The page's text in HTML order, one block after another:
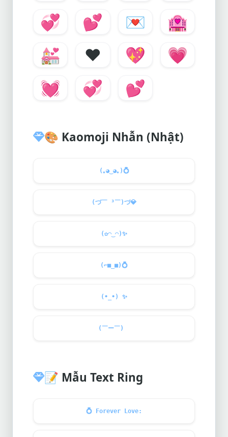
💞
💕 💌
🏩
💒
❤️ 💖
💗
💓
💞 💕
🎨 Kaomoji Nhẫn (Nhật)
(｡◕‿◕｡)💍
(づ￣ ³￣)づ💎
(✿◠‿◠)✨
(⌐■_■)💍
(•_•) ✨
(￣ー￣)ゞ
📝 Mẫu Text Ring
💍 Forever Love: